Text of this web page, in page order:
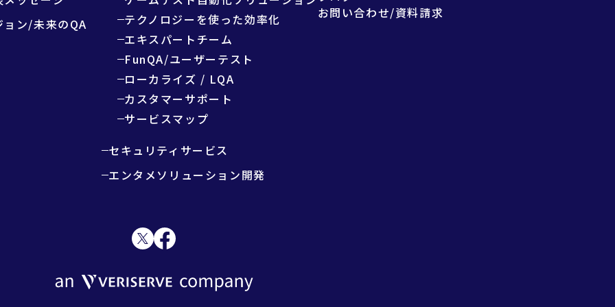
ョン/未来のQA
テクノロジーを使った効率化
エキスパートチーム
FunQA/ユーザーテスト
ローカライズ / LQA
カスタマーサポート
サービスマップ
セキュリティサービス
エンタメソリューション開発
お問い合わせ/資料請求